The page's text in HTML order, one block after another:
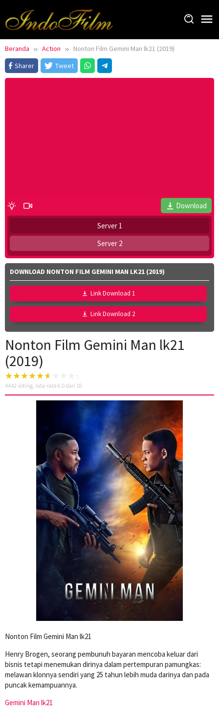
konten
Beranda Action
Nonton Film Gemini Man lk21 (2019)
Sharer
Tweet
Download
Server 1
Server 2
DOWNLOAD NONTON FILM GEMINI MAN LK21 (2019)
Link Download 1
Link Download 2
Nonton Film Gemini Man lk21
(2019)
4442 voting, rata-rata 6.0 dari 10
Nonton Film Gemini Man lk21
Henry Brogen, seorang pembunuh bayaran mencoba keluar dari
bisnis tetapi menemukan dirinya dalam pertempuran pamungkas:
melawan klonnya sendiri yang 25 tahun lebih muda darinya dan pada
puncak kemampuannya.
Gemini Man lk21